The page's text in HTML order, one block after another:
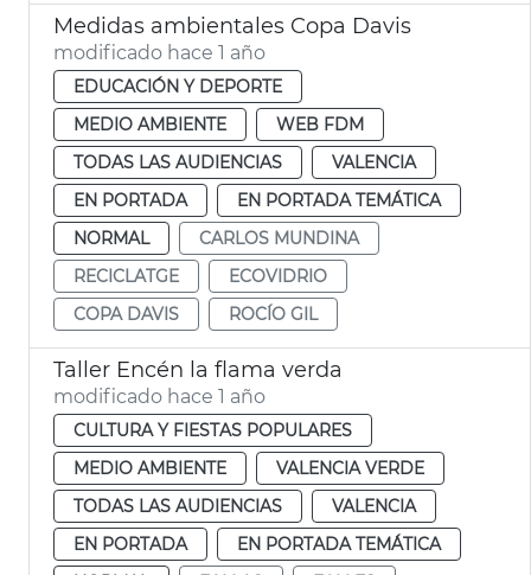
Medidas ambientales Copa Davis
modificado hace 1 año
EDUCACIÓN Y DEPORTE
MEDIO AMBIENTE
WEB FDM
TODAS LAS AUDIENCIAS
VALENCIA
EN PORTADA
EN PORTADA TEMÁTICA
NORMAL
CARLOS MUNDINA
RECICLATGE
ECOVIDRIO
COPA DAVIS
ROCÍO GIL
Taller Encén la flama verda
modificado hace 1 año
CULTURA Y FIESTAS POPULARES
MEDIO AMBIENTE
VALENCIA VERDE
TODAS LAS AUDIENCIAS
VALENCIA
EN PORTADA
EN PORTADA TEMÁTICA